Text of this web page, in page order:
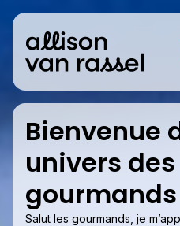
Bienvenue
univers
Salut les gourmands, je